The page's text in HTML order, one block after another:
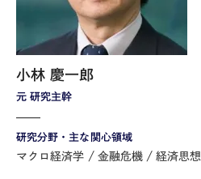
元 研究主幹
小林 慶一郎
研究分野・主な関心領域
マクロ経済学 金融危機 経済思想